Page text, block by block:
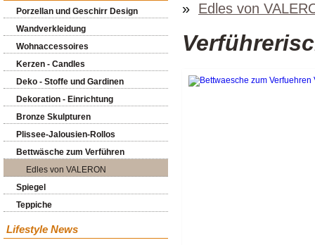
Porzellan und Geschirr Design
Wandverkleidung
Wohnaccessoires
Kerzen - Candles
Deko - Stoffe und Gardinen
Dekoration - Einrichtung
Bronze Skulpturen
Plissee-Jalousien-Rollos
Bettwäsche zum Verführen
Edles von VALERON
Spiegel
Teppiche
Lifestyle News
» Edles von